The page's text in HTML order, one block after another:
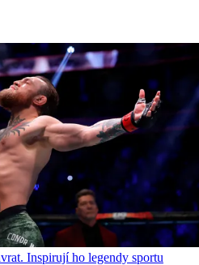
Inspirují ho legendy sportu